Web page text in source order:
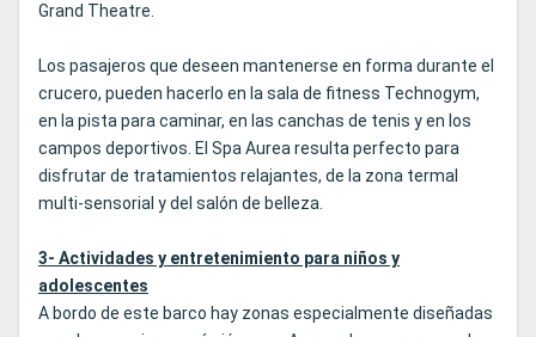
Grand Theatre.
Los pasajeros que deseen mantenerse en forma durante el
crucero, pueden hacerlo en la sala de fitness Technogym,
en la pista para caminar, en las canchas de tenis y en los
campos deportivos. El Spa Aurea resulta perfecto para
disfrutar de tratamientos relajantes, de la zona termal
multi-sensorial y del salón de belleza.
3- Actividades y entretenimiento para niños y
adolescentes
A bordo de este barco hay zonas especialmente diseñadas